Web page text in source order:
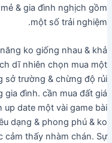
& gia đình nghịch gồm
một số trải nghiệm.
ko giống nhau & khả
dĩ nhiên chọn mua một
sở trường & chừng độ rủi
đình. cần mua đất giá
date một vài game bài
dạng & phong phú & ko
cảm thấy nhàm chán. Sự